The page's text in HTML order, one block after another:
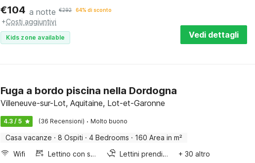
€104 a notte €292 64% di sconto
+Costi aggiuntivi
Kids zone available Vedi dettagli
Fuga a bordo piscina nella Dordogna
Villeneuve-sur-Lot, Aquitaine, Lot-et-Garonne
4.3 / 5 (36 Recensioni) · Molto buono
Casa vacanze · 8 Ospiti · 4 Bedrooms · 160 Area in m²
Wifi
Lettino con sponde Lettini prendisole
+ 30 altro